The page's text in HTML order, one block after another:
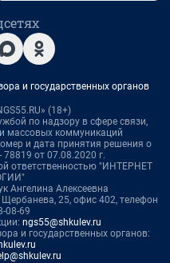
и государственных органов
(18+)
по надзору в сфере связи,
массовых коммуникаций
и дата принятия решения о
от 07.08.2020 г.
ответственностью "ИНТЕРНЕТ
Ангелина Алексеевна
25, офис 402, телефон
08-69
ngs55@shkulev.ru
и государственных органов: